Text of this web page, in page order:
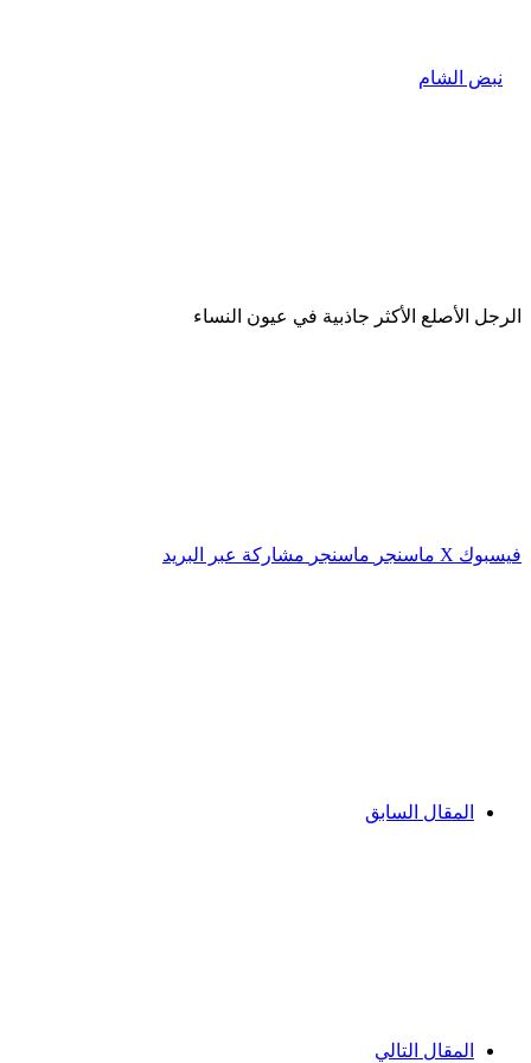
الرجل الأصلع الأكثر جاذبية في عيون النساء
فيسبوك ‫X ماسنجر ماسنجر مشاركة عبر البريد
المقال السابق
المقال التالي